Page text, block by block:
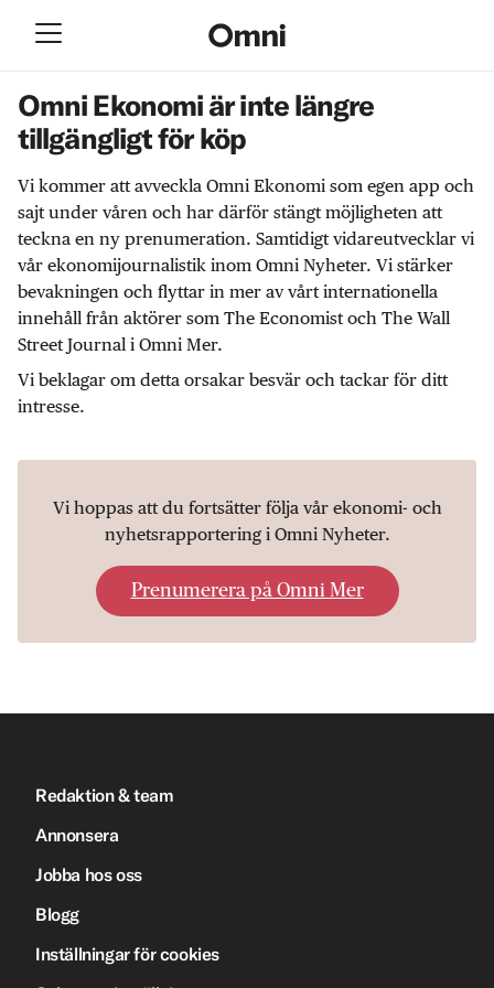
Omni Ekonomi är inte längre
tillgängligt för köp
Vi kommer att avveckla Omni Ekonomi som egen app och
sajt under våren och har därför stängt möjligheten att
teckna en ny prenumeration. Samtidigt vidareutvecklar vi
vår ekonomijournalistik inom Omni Nyheter. Vi stärker
bevakningen och flyttar in mer av vårt internationella
innehåll från aktörer som The Economist och The Wall
Street Journal i Omni Mer.
Vi beklagar om detta orsakar besvär och tackar för ditt
intresse.
Vi hoppas att du fortsätter följa vår ekonomi- och
nyhetsrapportering i Omni Nyheter.
Prenumerera på Omni Mer
Redaktion & team
Annonsera
Jobba hos oss
Blogg
Inställningar för cookies